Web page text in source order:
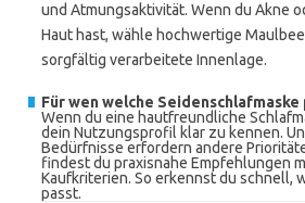
und Atmungsaktivität. Wenn du Akne
Haut hast, wähle hochwertige
sorgfältig verarbeitete Innenlage.
Für wen welche Seidenschlafmaske
Wenn du eine hautfreundliche
dein Nutzungsprofil klar zu kennen.
Bedürfnisse erfordern andere
findest du praxisnahe Empfehlungen
Kaufkriterien. So erkennst du schnell,
passt.